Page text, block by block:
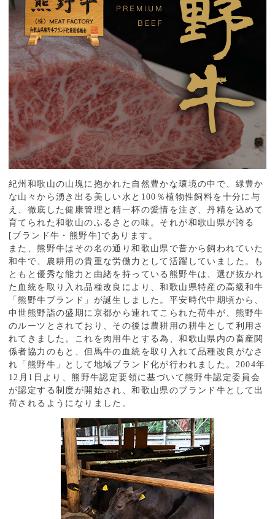
紀州和歌山の山塊に抱かれた自然豊かな環境の中で、緑豊か
な山々から湧き出る美しい水と100％植物性飼料を十分に与
え、徹底した健康管理と精一杯の愛情を注ぎ、丹精を込めて
育てられた和歌山のふるさとの味。それが和歌山県が誇る
[ブランド牛・熊野牛]であります。
また、熊野牛はその名の通り和歌山県で昔から飼われていた
和牛で、農耕用の貴重な労働力として活躍していました。も
ともと優秀な能力と由緒を持っている熊野牛は、選び抜かれ
た血統を取り入れ品種改良により、和歌山県特産の高級和牛
「熊野牛ブランド」が誕生しました。平安時代中期頃から、
中世熊野詣の盛期に京都から連れてこられた荷牛が、熊野牛
のルーツとされており、その後は農耕用の耕牛として利用さ
れてきました。これを肉用牛とする為、和歌山県内の畜産関
係者協力のもと、但馬牛の血統を取り入れて品種改良がなさ
れ「熊野牛」として地域ブランド化が行われました。2004年
12月1日より、熊野牛認定要領に基づいて熊野牛認定委員会
が認定する制度が開始され、和歌山県のブランド牛として出
荷されるようになりました。